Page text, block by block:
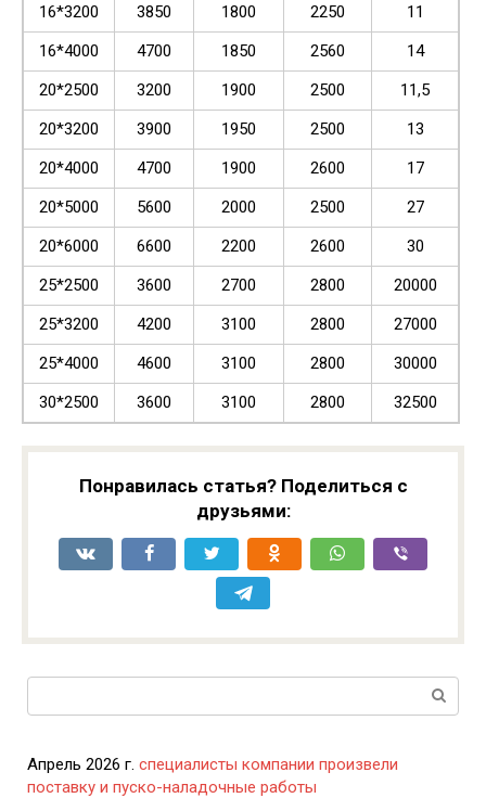
16*3200
3850 1800 2250
11
16*4000
4700 1850 2560
14
20*2500
3200 1900 2500
11,5
20*3200
3900 1950 2500
13
20*4000
4700 1900 2600
17
20*5000
5600 2000 2500
27
20*6000
6600 2200 2600
30
25*2500
3600 2700 2800
20000
25*3200
4200 3100 2800
27000
25*4000
4600 3100 2800
30000
30*2500
3600 3100 2800 32500
Понравилась статья? Поделиться с
друзьями:
Апрель 2026 г. специалисты компании произвели
поставку и пуско-наладочные работы